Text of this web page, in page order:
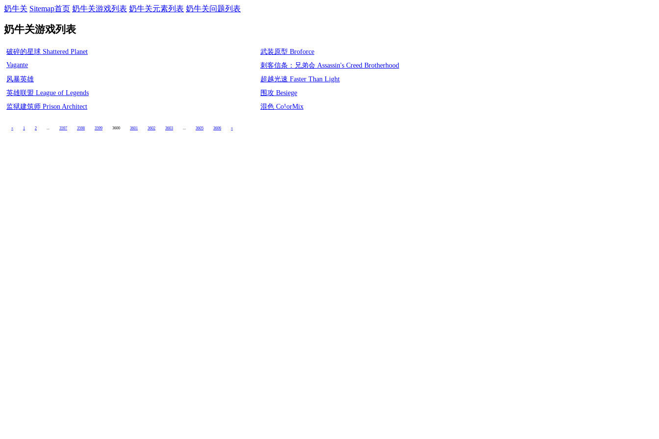
奶牛关 Sitemap首页 奶牛关游戏列表 奶牛关元素列表 奶牛关问题列表
奶牛关游戏列表
破碎的星球 Shattered Planet
武装原型 Broforce
Vagante
刺客信条：兄弟会 Assassin's Creed Brotherhood
风暴英雄
超越光速 Faster Than Light
英雄联盟 League of Legends
围攻 Besiege
监狱建筑师 Prison Architect
混色 Co!orMix
« 1 2 ... 3597 3598 3599 3600 3601 3602 3603 ... 3605 3606 »